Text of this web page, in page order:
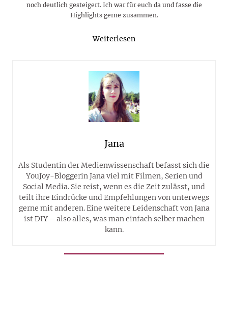
noch deutlich gesteigert. Ich war für euch da und fasse die
Highlights gerne zusammen.
Weiterlesen
Jana
Als Studentin der Medienwissenschaft befasst sich die
YouJoy-Bloggerin Jana viel mit Filmen, Serien und
Social Media. Sie reist, wenn es die Zeit zulässt, und
teilt ihre Eindrücke und Empfehlungen von unterwegs
gerne mit anderen. Eine weitere Leidenschaft von Jana
ist DIY – also alles, was man einfach selber machen
kann.